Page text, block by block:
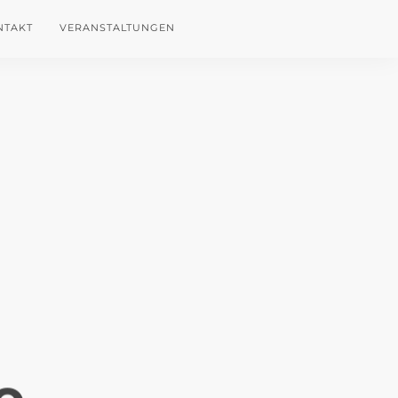
VERANSTALTUNGEN